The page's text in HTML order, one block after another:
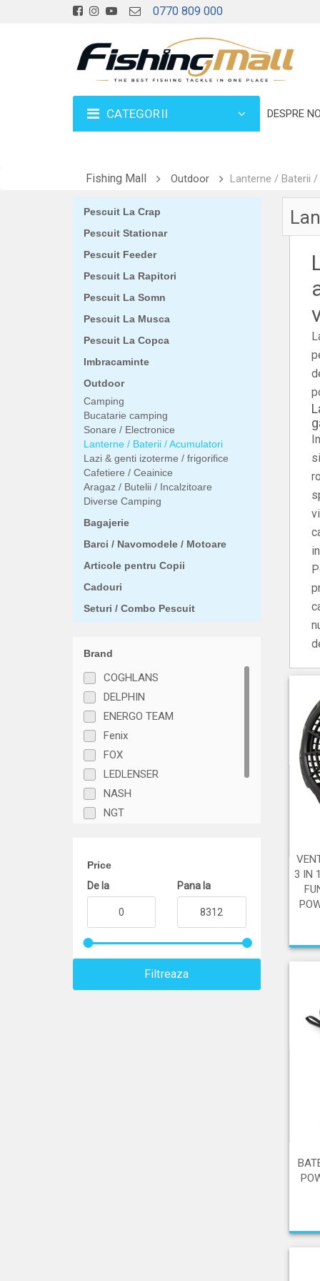
0770 809 000
CATEGORII DESPRE
Fishing Mall Outdoor Lanterne / Baterii
Pescuit La Crap
Pescuit Stationar
Pescuit Feeder
Pescuit La Rapitori
Pescuit La Somn
Pescuit La Musca
Pescuit La Copca
Imbracaminte
Outdoor
Camping
Bucatarie camping
Sonare / Electronice
Lanterne / Baterii / Acumulatori
Lazi & genti izoterme / frigorifice
Cafetiere / Ceainice
Aragaz / Butelii / Incalzitoare
Diverse Camping
Bagajerie
Barci / Navomodele / Motoare
Articole pentru Copii
Cadouri
Seturi / Combo Pescuit
Brand
COGHLANS
DELPHIN
ENERGO TEAM
Fenix
FOX
LEDLENSER
NASH
NGT
TRAKKER
Price
De la
Pana la
Filtreaza
3 IN